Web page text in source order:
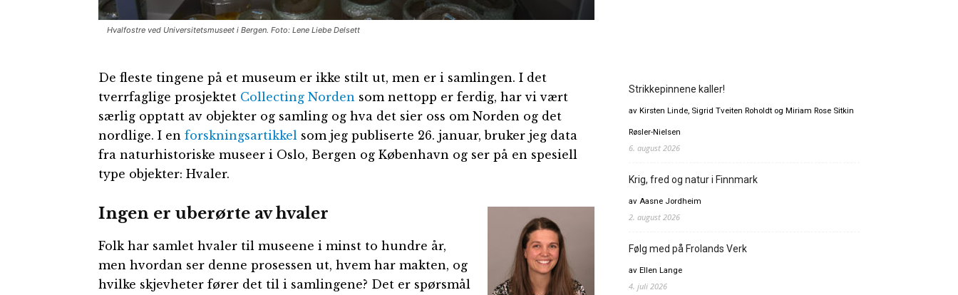
Hvalfostre ved Universitetsmuseet i Bergen. Foto: Lene Liebe Delsett
De fleste tingene på et museum er ikke stilt ut, men er i samlingen. I det
tverrfaglige prosjektet Collecting Norden som nettopp er ferdig, har vi vært
særlig opptatt av objekter og samling og hva det sier oss om Norden og det
nordlige. I en forskningsartikkel som jeg publiserte 26. januar, bruker jeg data
fra naturhistoriske museer i Oslo, Bergen og København og ser på en spesiell
type objekter: Hvaler.
Ingen er uberørte av hvaler
Folk har samlet hvaler til museene i minst to hundre år,
men hvordan ser denne prosessen ut, hvem har makten, og
hvilke skjevheter fører det til i samlingene? Det er spørsmål
Strikkepinnene kaller!
av Kirsten Linde, Sigrid Tveiten Roholdt og Miriam Rose Sitkin
Røsler-Nielsen
6. august 2026
Krig, fred og natur i Finnmark
av Aasne Jordheim
2. august 2026
Følg med på Frolands Verk
av Ellen Lange
4. juli 2026